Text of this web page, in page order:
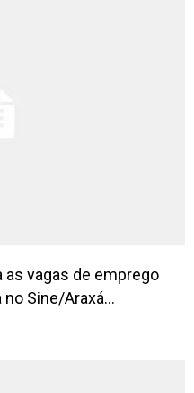
as vagas de emprego
Sine/Araxá…